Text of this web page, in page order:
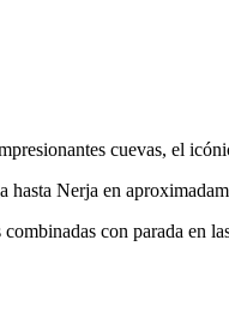
cuevas, el
Nerja en
con parada en